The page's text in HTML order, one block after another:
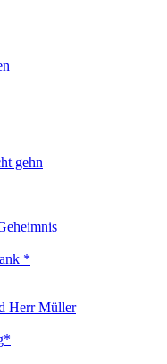
gehn
*
Herr Müller